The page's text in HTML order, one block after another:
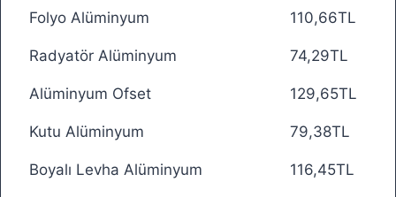
Folyo Alüminyum 110,66TL
Radyatör Alüminyum 74,29TL
Alüminyum Ofset 129,65TL
Kutu Alüminyum 79,38TL
Boyalı Levha Alüminyum 116,45TL